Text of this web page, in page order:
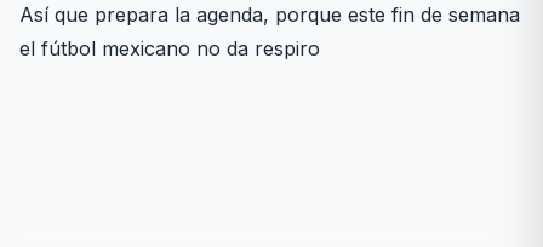
Así que prepara la agenda, porque este fin de semana
el fútbol mexicano no da respiro